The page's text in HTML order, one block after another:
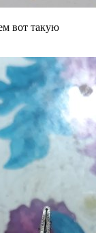
вот такую